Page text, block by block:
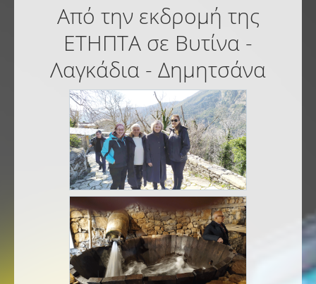
Από την εκδρομή της
ΕΤΗΠΤΑ σε Βυτίνα -
Λαγκάδια - Δημητσάνα